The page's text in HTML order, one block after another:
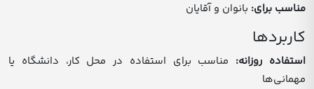
مناسب برای: بانوان و آقایان
کاربردها
استفاده روزانه: مناسب برای استفاده در محل کار، دانشگاه یا
مهمانی‌ها